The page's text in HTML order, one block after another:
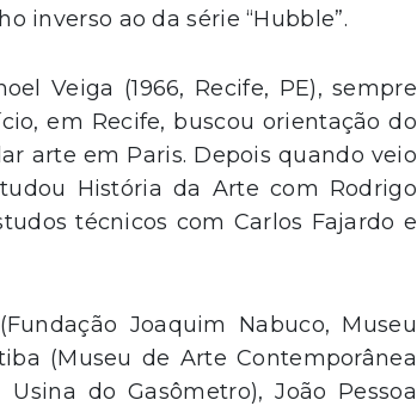
inverso ao da série “Hubble”.
Veiga (1966, Recife, PE), sempre
em Recife, buscou orientação do
arte em Paris. Depois quando veio
História da Arte com Rodrigo
técnicos com Carlos Fajardo e
Joaquim Nabuco, Museu
(Museu de Arte Contemporânea
do Gasômetro), João Pessoa